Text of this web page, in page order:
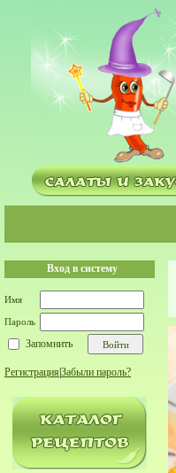
Вход в систему
Имя
Пароль
Запомнить
Регистрация Забыли пароль?